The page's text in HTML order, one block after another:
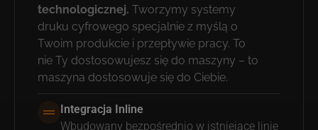
technologicznej. Tworzymy systemy
druku cyfrowego specjalnie z myślą o
Twoim produkcie i przepływie pracy. To
nie Ty dostosowujesz się do maszyny – to
maszyna dostosowuje się do Ciebie.
Integracja Inline
Wbudowany bezpośrednio w istniejące linie